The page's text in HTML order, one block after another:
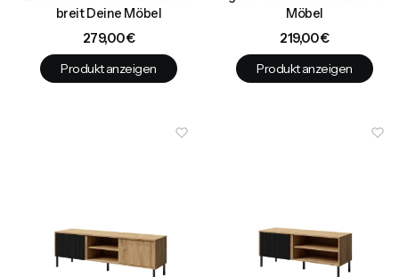
breit Deine Möbel
Preis
279,00 €
Produkt anzeigen
Möbel
Preis
219,00 €
Produkt anzeigen